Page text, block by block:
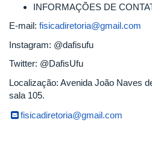
INFORMAÇÕES DE
E-mail: fisicadiretoria@gmail.com
Instagram: @dafisufu
Twitter: @DafisUfu
Localização: Avenida João Naves
sala 105.
fisicadiretoria@gmail.com